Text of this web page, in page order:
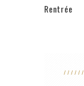
Rentrée